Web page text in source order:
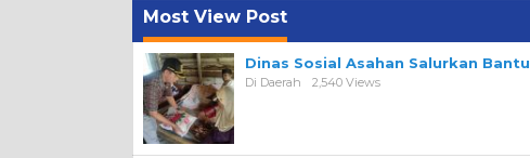
Most View Post
Dinas Sosial Asahan Salurkan
Di Daerah 2,540 Views